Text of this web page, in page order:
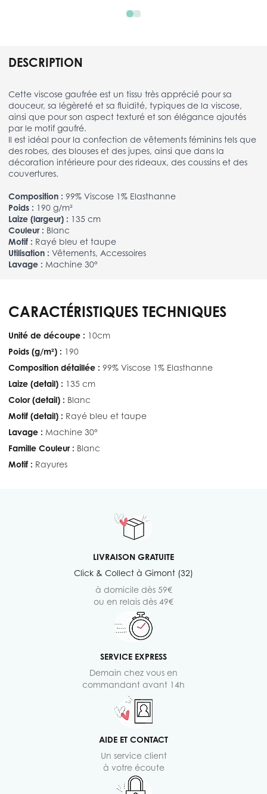
DESCRIPTION
Cette viscose gaufrée est un tissu très apprécié pour sa
douceur, sa légèreté et sa fluidité, typiques de la viscose,
ainsi que pour son aspect texturé et son élégance ajoutés
par le motif gaufré.
Il est idéal pour la confection de vêtements féminins tels que
des robes, des blouses et des jupes, ainsi que dans la
décoration intérieure pour des rideaux, des coussins et des
couvertures.
Composition : 99% Viscose 1% Elasthanne
Poids : 190 g/m²
Laize (largeur) : 135 cm
Couleur : Blanc
Motif : Rayé bleu et taupe
Utilisation : Vêtements, Accessoires
Lavage : Machine 30°
CARACTÉRISTIQUES TECHNIQUES
Unité de découpe : 10cm
Poids (g/m²) : 190
Composition détaillée : 99% Viscose 1% Elasthanne
Laize (detail) : 135 cm
Color (detail) : Blanc
Motif (detail) : Rayé bleu et taupe
Lavage : Machine 30°
Famille Couleur : Blanc
Motif : Rayures
LIVRAISON GRATUITE
Click & Collect à Gimont (32)
à domicile dès 59€
ou en relais dès 49€
SERVICE EXPRESS
Demain chez vous en
commandant avant 14h
AIDE ET CONTACT
Un service client
à votre écoute